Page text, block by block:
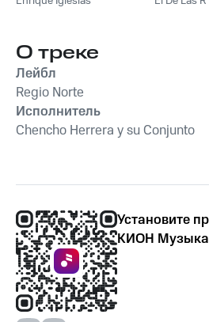
О треке
Лейбл
Regio Norte
Исполнитель
Chencho Herrera y su Conjunto
Установите
КИОН Музыка